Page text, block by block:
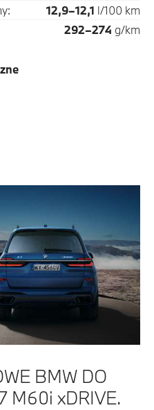
12,9–12,1 l/100 km
292–274 g/km
BMW DO
M60i xDRIVE.